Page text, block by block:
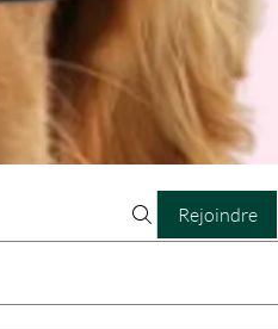
Rejoindre